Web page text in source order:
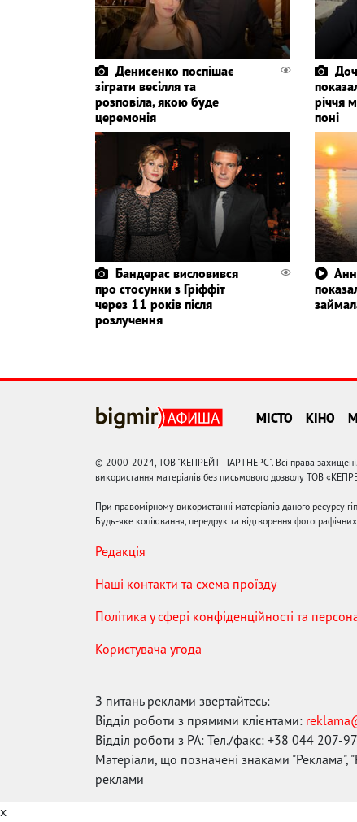
Денисенко поспішає
зіграти весілля та
розповіла, якою буде
церемонія
річчя
поні
Бандерас висловився
про стосунки з Гріффіт
через 11 років після
розлучення
МІСТО КІНО
© 2000-2024, ТОВ "КЕПРЕЙТ ПАРТНЕРС". Всі права захищені.
використання матеріалів без письмового дозволу ТОВ
При правомірному використанні матеріалів даного ресурсу
Будь-яке копіювання, передрук та відтворення
Редакція
Наші контакти та схема проїзду
Політика у сфері конфіденційності та
Користувача угода
З питань реклами звертайтесь:
Відділ роботи з прямими клієнтами:
Відділ роботи з РА: Тел./факс: +38 044 207-
Матеріали, що позначені знаками "Реклама",
реклами
x